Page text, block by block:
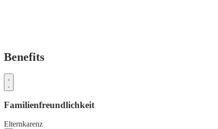
Benefits
Familienfreundlichkeit
Elternkarenz